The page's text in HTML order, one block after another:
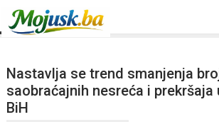
Nastavlja se trend smanjenja
saobraćajnih nesreća i prekršaja
BiH